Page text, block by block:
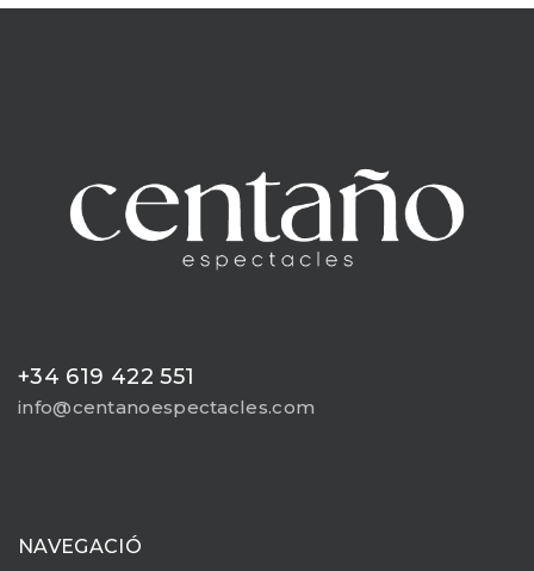
+34 619 422 551
info@centanoespectacles.com
NAVEGACIÓ